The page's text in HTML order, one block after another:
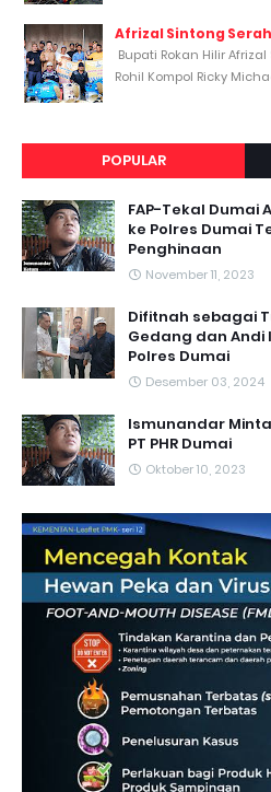
Afrizal Sintong
Bupati Rokan Hilir
Rohil Kompol Ricky
POPULAR
FAP-Tekal Dumai
ke Polres Dumai
Penghinaan
November 11, 2023
Difitnah sebagai
Gedang dan Andi
Polres Dumai
Desember 03, 2024
Ismunandar Minta
PT PHR Dumai
Oktober 10, 2023